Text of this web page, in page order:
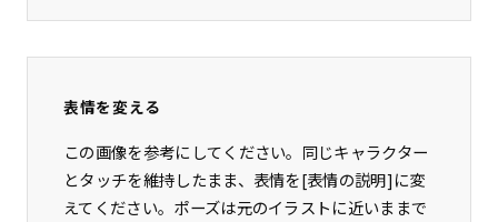
表情を変える
この画像を参考にしてください。同じキャラクター
とタッチを維持したまま、表情を[表情の説明]に変
えてください。ポーズは元のイラストに近いままで